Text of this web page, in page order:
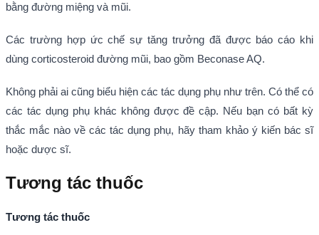
bằng đường miệng và mũi.
Các trường hợp ức chế sự tăng trưởng đã được báo cáo khi
dùng corticosteroid đường mũi, bao gồm Beconase AQ.
Không phải ai cũng biểu hiện các tác dụng phụ như trên. Có thể có
các tác dụng phụ khác không được đề cập. Nếu bạn có bất kỳ
thắc mắc nào về các tác dụng phụ, hãy tham khảo ý kiến bác sĩ
hoặc dược sĩ.
Tương tác thuốc
Tương tác thuốc